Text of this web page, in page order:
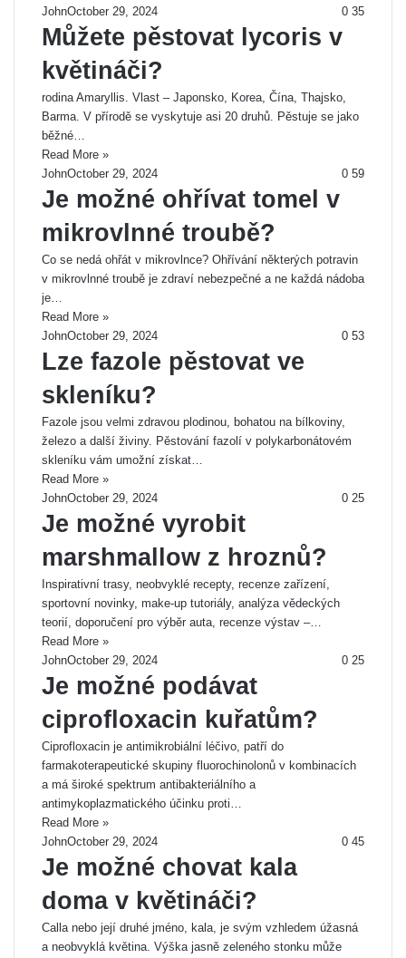
JohnOctober 29, 2024 0 35
Můžete pěstovat lycoris v
květináči?
rodina Amaryllis. Vlast – Japonsko, Korea, Čína, Thajsko,
Barma. V přírodě se vyskytuje asi 20 druhů. Pěstuje se jako
běžné…
Read More »
JohnOctober 29, 2024 0 59
Je možné ohřívat tomel v
mikrovlnné troubě?
Co se nedá ohřát v mikrovlnce? Ohřívání některých potravin
v mikrovlnné troubě je zdraví nebezpečné a ne každá nádoba
je…
Read More »
JohnOctober 29, 2024 0 53
Lze fazole pěstovat ve
skleníku?
Fazole jsou velmi zdravou plodinou, bohatou na bílkoviny,
železo a další živiny. Pěstování fazolí v polykarbonátovém
skleníku vám umožní získat…
Read More »
JohnOctober 29, 2024 0 25
Je možné vyrobit
marshmallow z hroznů?
Inspirativní trasy, neobvyklé recepty, recenze zařízení,
sportovní novinky, make-up tutoriály, analýza vědeckých
teorií, doporučení pro výběr auta, recenze výstav –…
Read More »
JohnOctober 29, 2024 0 25
Je možné podávat
ciprofloxacin kuřatům?
Ciprofloxacin je antimikrobiální léčivo, patří do
farmakoterapeutické skupiny fluorochinolonů v kombinacích
a má široké spektrum antibakteriálního a
antimykoplazmatického účinku proti…
Read More »
JohnOctober 29, 2024 0 45
Je možné chovat kala
doma v květináči?
Calla nebo její druhé jméno, kala, je svým vzhledem úžasná
a neobvyklá květina. Výška jasně zeleného stonku může